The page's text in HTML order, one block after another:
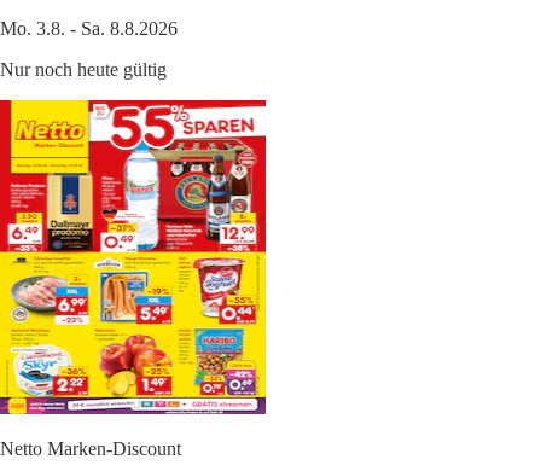
Mo. 3.8. - Sa. 8.8.2026
Nur noch heute gültig
Netto Marken-Discount